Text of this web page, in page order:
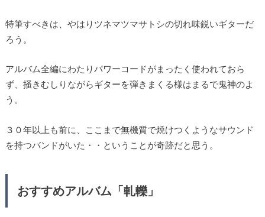
特筆すべきは、やはりツネマツマサトシの切れ味鋭いギターだ
ろう。
アルバム全編にわたりパワーコードがまったく使われておら
ず、掻きむしりながらギターを弾きまくる様はまるで鬼神のよ
う。
３０年以上も前に、ここまで無機質で焼けつくようなサウンド
を持つバンドがいた・・ということが奇跡だと思う。
おすすめアルバム「軋轢」